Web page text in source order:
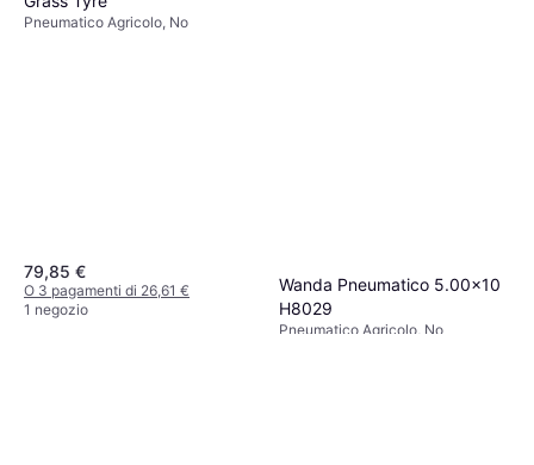
Pneumatico Agricolo, No
79,85 €
O 3 pagamenti di 26,61 €
1 negozio
Wanda Pneumatico 5.00x10
H8029
Pneumatico Agricolo, No